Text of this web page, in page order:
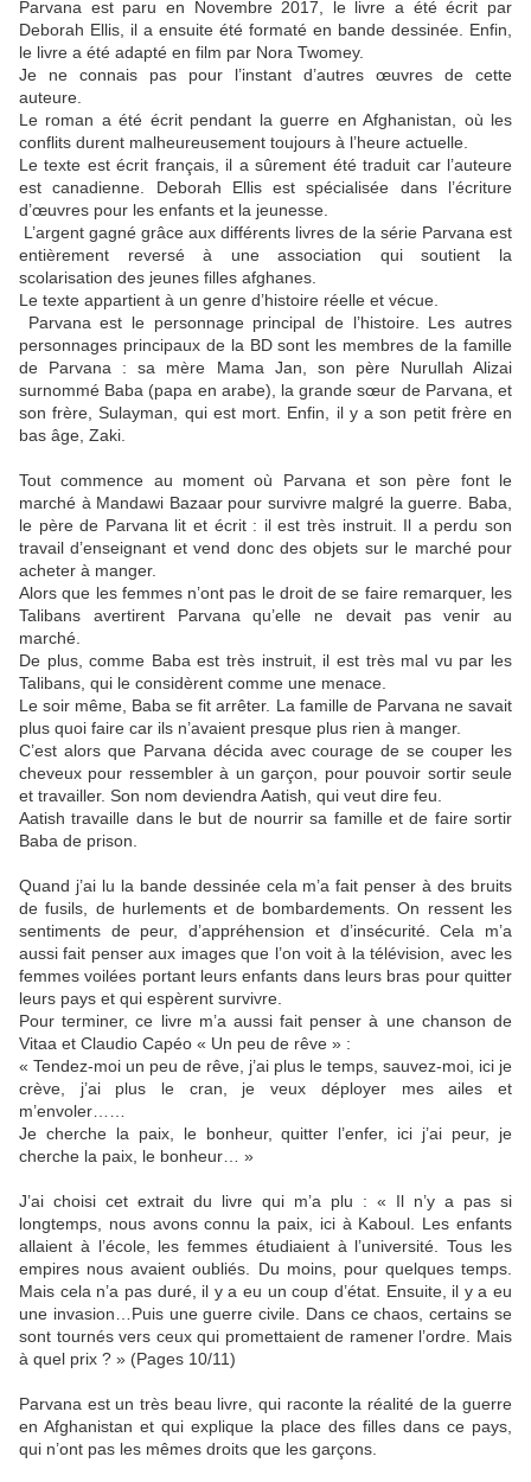
Parvana est paru en Novembre 2017, le livre a été écrit par
Deborah Ellis, il a ensuite été formaté en bande dessinée. Enfin,
le livre a été adapté en film par Nora Twomey.
Je ne connais pas pour l’instant d’autres œuvres de cette
auteure.
Le roman a été écrit pendant la guerre en Afghanistan, où les
conflits durent malheureusement toujours à l’heure actuelle.
Le texte est écrit français, il a sûrement été traduit car l’auteure
est canadienne. Deborah Ellis est spécialisée dans l’écriture
d’œuvres pour les enfants et la jeunesse.
L’argent gagné grâce aux différents livres de la série Parvana est
entièrement reversé à une association qui soutient la
scolarisation des jeunes filles afghanes.
Le texte appartient à un genre d’histoire réelle et vécue.
Parvana est le personnage principal de l’histoire. Les autres
personnages principaux de la BD sont les membres de la famille
de Parvana : sa mère Mama Jan, son père Nurullah Alizai
surnommé Baba (papa en arabe), la grande sœur de Parvana, et
son frère, Sulayman, qui est mort. Enfin, il y a son petit frère en
bas âge, Zaki.
Tout commence au moment où Parvana et son père font le
marché à Mandawi Bazaar pour survivre malgré la guerre. Baba,
le père de Parvana lit et écrit : il est très instruit. Il a perdu son
travail d’enseignant et vend donc des objets sur le marché pour
acheter à manger.
Alors que les femmes n’ont pas le droit de se faire remarquer, les
Talibans avertirent Parvana qu’elle ne devait pas venir au
marché.
De plus, comme Baba est très instruit, il est très mal vu par les
Talibans, qui le considèrent comme une menace.
Le soir même, Baba se fit arrêter. La famille de Parvana ne savait
plus quoi faire car ils n’avaient presque plus rien à manger.
C’est alors que Parvana décida avec courage de se couper les
cheveux pour ressembler à un garçon, pour pouvoir sortir seule
et travailler. Son nom deviendra Aatish, qui veut dire feu.
Aatish travaille dans le but de nourrir sa famille et de faire sortir
Baba de prison.
Quand j’ai lu la bande dessinée cela m’a fait penser à des bruits
de fusils, de hurlements et de bombardements. On ressent les
sentiments de peur, d’appréhension et d’insécurité. Cela m’a
aussi fait penser aux images que l’on voit à la télévision, avec les
femmes voilées portant leurs enfants dans leurs bras pour quitter
leurs pays et qui espèrent survivre.
Pour terminer, ce livre m’a aussi fait penser à une chanson de
Vitaa et Claudio Capéo « Un peu de rêve » :
« Tendez-moi un peu de rêve, j’ai plus le temps, sauvez-moi, ici je
crève, j’ai plus le cran, je veux déployer mes ailes et
m’envoler……
Je cherche la paix, le bonheur, quitter l’enfer, ici j’ai peur, je
cherche la paix, le bonheur… »
J’ai choisi cet extrait du livre qui m’a plu : « Il n’y a pas si
longtemps, nous avons connu la paix, ici à Kaboul. Les enfants
allaient à l’école, les femmes étudiaient à l’université. Tous les
empires nous avaient oubliés. Du moins, pour quelques temps.
Mais cela n’a pas duré, il y a eu un coup d’état. Ensuite, il y a eu
une invasion…Puis une guerre civile. Dans ce chaos, certains se
sont tournés vers ceux qui promettaient de ramener l’ordre. Mais
à quel prix ? » (Pages 10/11)
Parvana est un très beau livre, qui raconte la réalité de la guerre
en Afghanistan et qui explique la place des filles dans ce pays,
qui n’ont pas les mêmes droits que les garçons.